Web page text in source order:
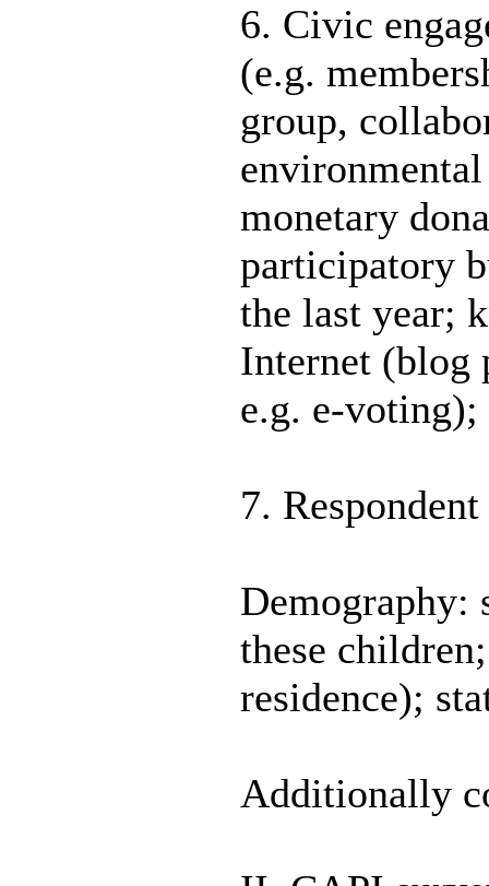
6. Civic
(e.g.
group,
monetary
participatory
the last year;
Internet (blog
e.g. e-
7.
Demography:
these
residence);
Additionally